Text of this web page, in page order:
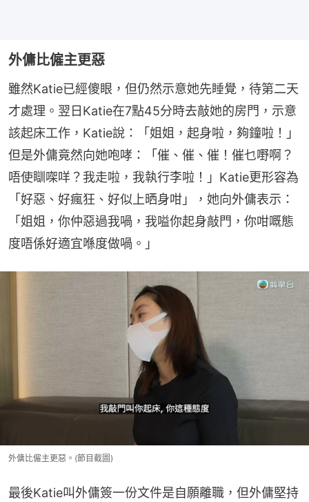
外傭比僱主更惡
雖然Katie已經傻眼，但仍然示意她先睡覺，待第二天
才處理。翌日Katie在7點45分時去敲她的房門，示意
該起床工作，Katie說：「姐姐，起身啦，夠鐘啦！」
但是外傭竟然向她咆哮：「催、催、催！催乜嘢啊？
唔使瞓㗎咩？我走啦，我執行李啦！」Katie更形容為
「好惡、好瘋狂、好似上晒身咁」，她向外傭表示：
「姐姐，你仲惡過我喎，我嗌你起身敲門，你咁嘅態
度唔係好適宜喺度做喎。」
外傭比僱主更惡。(節目截圖)
最後Katie叫外傭簽一份文件是自願離職，但外傭堅持